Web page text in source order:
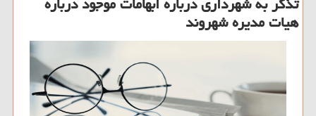
هیات مدیره شهروند